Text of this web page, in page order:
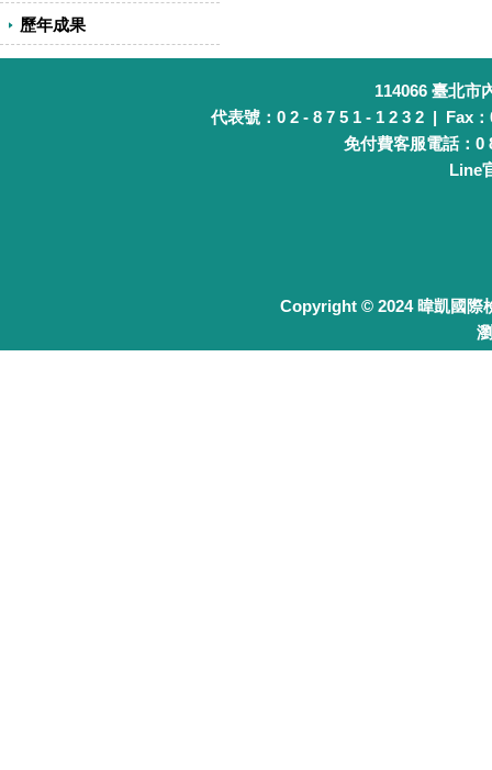
歷年成果
114066 臺北市
代表號：0 2 - 8 7 5 1 - 1 2 3 2 | Fax
免付費客服電話：0
Line
Copyright © 2024 暐凱國際